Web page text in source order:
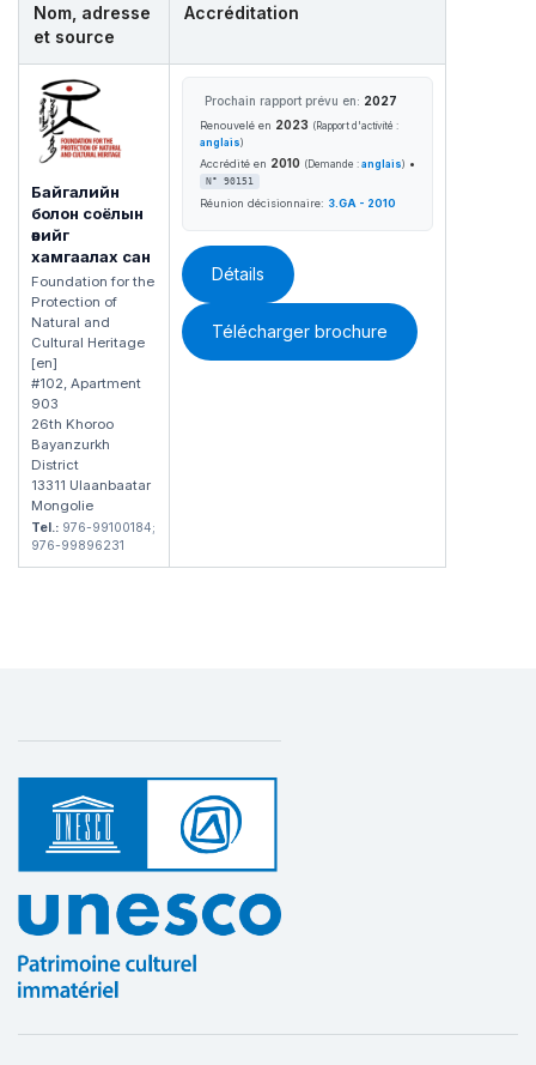
Nom, adresse
et source
Accréditation
Байгалийн
болон соёлын
өвийг
хамгаалах сан
Foundation for the
Protection of
Natural and
Cultural Heritage
[en]
#102, Apartment
903
26th Khoroo
Bayanzurkh
District
13311 Ulaanbaatar
Mongolie
Tel.: 976-99100184;
976-99896231
Prochain rapport prévu en: 2027
Renouvelé en 2023 (Rapport d'activité :
anglais)
Accrédité en 2010 (Demande : anglais) •
N° 90151
Réunion décisionnaire: 3.GA - 2010
Détails
Télécharger brochure